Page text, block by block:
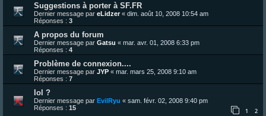
Suggestions à porter à SF.FR
Dernier message par eLidzer« dim. août 10, 2008 10:54 am
Réponses : 3
A propos du forum
Dernier message par Gatsu « mar. avr. 01, 2008 6:33 pm
Réponses : 4
Problème de connexion....
Dernier message par JYP « mar. mars 25, 2008 9:10 am
Réponses : 7
lol ?
Dernier message par EvilRyu « sam. févr. 02, 2008 9:40 pm
Réponses : 15 1 2